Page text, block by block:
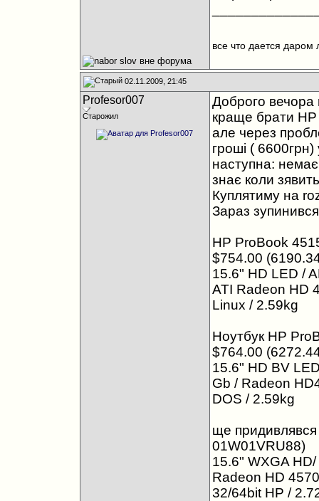
все что дается даром
02.11.2009, 21:45
Profesor007
Старожил
Доброго вечора
краще брати
але через
гроші (
наступна: немає
знає коли
Куплятиму на
Зараз
HP ProBook
$754.00
15.6" HD LED /
ATI Radeon HD
Linux / 2.59kg
Ноутбук HP
$764.00
15.6" HD BV
Gb / Radeon
DOS / 2.59kg
ще
01W01VRU88)
15.6" WXGA
Radeon HD
32/64bit HP /